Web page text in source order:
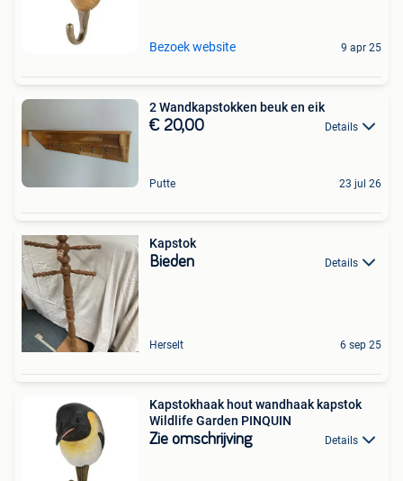
Bezoek website 9 apr 25
2 Wandkapstokken beuk en eik
€ 20,00 Details
Putte 23 jul 26
Kapstok
Bieden Details
Herselt 6 sep 25
Kapstokhaak hout wandhaak kapstok
Wildlife Garden PINQUIN
Zie omschrijving Details